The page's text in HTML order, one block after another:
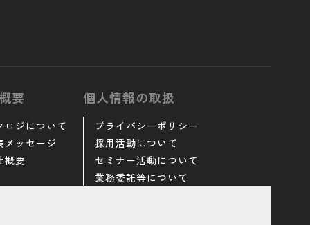
要
ロジについて
メッセージ
概要
個人情報の取扱
プライバシーポリシー
採用活動について
セミナー活動について
業務委託等について